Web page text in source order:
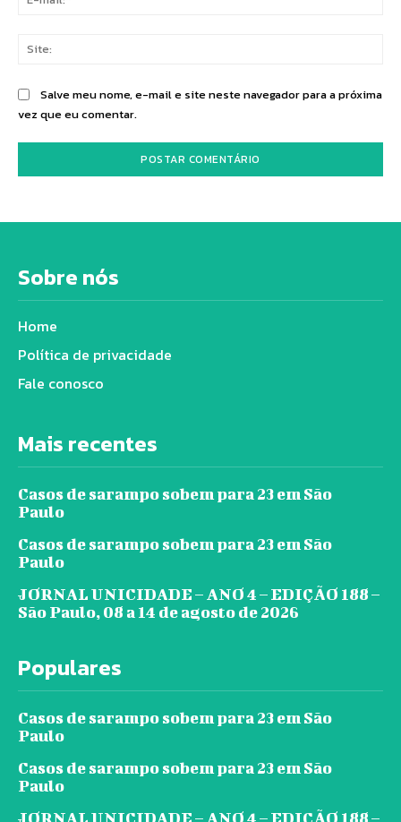
Salve meu nome, e-mail e site neste navegador para a próxima
vez que eu comentar.
Sobre nós
Home
Política de privacidade
Fale conosco
Mais recentes
Casos de sarampo sobem para 23 em São
Paulo
Casos de sarampo sobem para 23 em São
Paulo
JORNAL UNICIDADE – ANO 4 – EDIÇÃO 188 –
São Paulo, 08 a 14 de agosto de 2026
Populares
Casos de sarampo sobem para 23 em São
Paulo
Casos de sarampo sobem para 23 em São
Paulo